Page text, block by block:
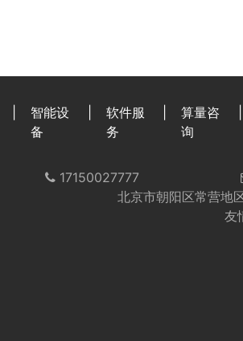
智能设
备
软件服
务
算量咨
询
17150027777
北京市朝阳区常营地
友